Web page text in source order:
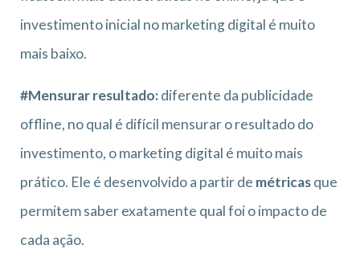
investimento inicial no marketing digital é muito
mais baixo.
#Mensurar resultado:diferente da publicidade
offline, no qual é difícil mensurar o resultado do
investimento, o marketing digital é muito mais
prático. Ele é desenvolvido a partir de métricasque
permitem saber exatamente qual foi o impacto de
cada ação.